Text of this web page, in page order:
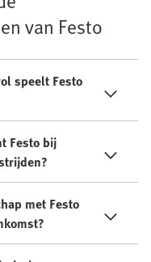
van Festo
speelt Festo
Festo bij
met Festo